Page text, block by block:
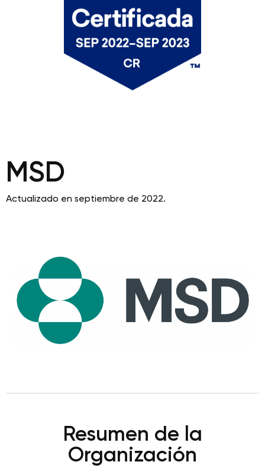
MSD
Actualizado en septiembre de 2022.
Resumen de la
Organización